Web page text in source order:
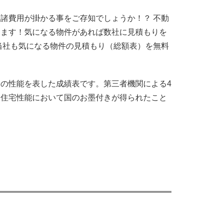
費用が掛かる事をご存知でしょうか！？ 不動
す！気になる物件があれば数社に見積もりを
も気になる物件の見積もり（総額表）を無料
性能を表した成績表です。第三者機関による4
宅性能において国のお墨付きが得られたこと